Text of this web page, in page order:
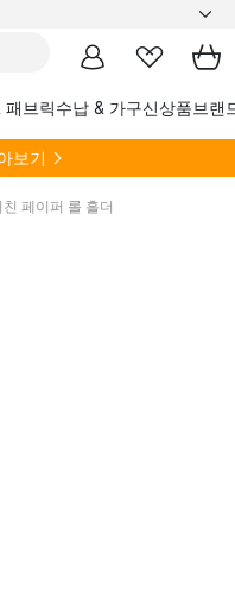
패브릭수납 & 가구신상품브랜
보기
페이퍼 롤 홀더